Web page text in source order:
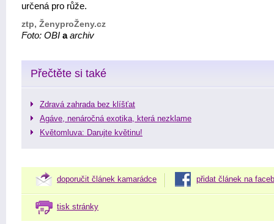
určená pro růže.
ztp, ŽenyproŽeny.cz
Foto: OBI aarchiv
Přečtěte si také
Zdravá zahrada bez klíšťat
Agáve, nenáročná exotika, která nezklame
Květomluva: Darujte květinu!
doporučit článek kamarádce přidat článek na
tisk stránky